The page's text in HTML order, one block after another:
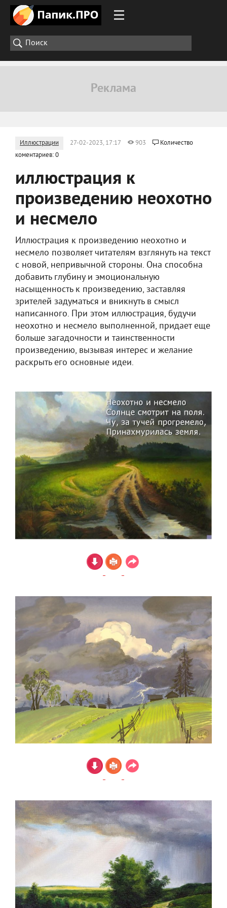
Иллюстрации 27-02-2023, 17:17 903
Количество
коментариев: 0
иллюстрация к
произведению неохотно
и несмело
Иллюстрация к произведению неохотно и
несмело позволяет читателям взглянуть на текст
с новой, непривычной стороны. Она способна
добавить глубину и эмоциональную
насыщенность к произведению, заставляя
зрителей задуматься и вникнуть в смысл
написанного. При этом иллюстрация, будучи
неохотно и несмело выполненной, придает еще
больше загадочности и таинственности
произведению, вызывая интерес и желание
раскрыть его основные идеи.